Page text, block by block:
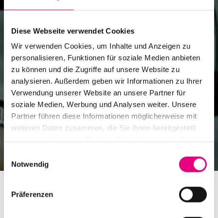
Diese Webseite verwendet Cookies
Wir verwenden Cookies, um Inhalte und Anzeigen zu
personalisieren, Funktionen für soziale Medien anbieten
zu können und die Zugriffe auf unsere Website zu
analysieren. Außerdem geben wir Informationen zu Ihrer
Verwendung unserer Website an unsere Partner für
soziale Medien, Werbung und Analysen weiter. Unsere
Partner führen diese Informationen möglicherweise mit
weiteren Daten zusammen, die Sie ihnen bereitgestellt
Notwendig
Präferenzen